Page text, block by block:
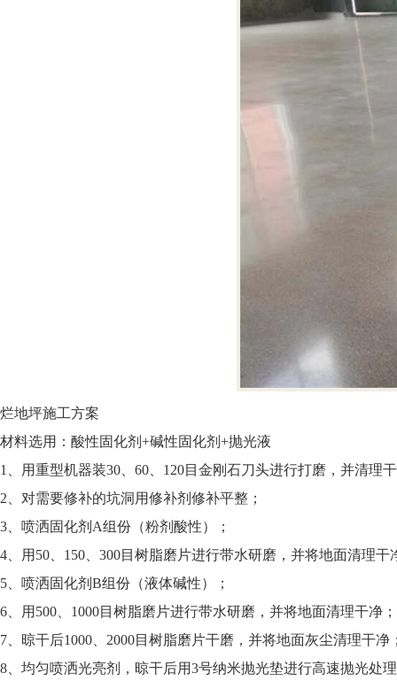
烂地坪施工方案
材料选用：酸性固化剂+碱性固化剂+抛光液
1、用重型机器装30、60、120目金刚石刀头进行打磨，并清理
2、对需要修补的坑洞用修补剂修补平整；
3、喷洒固化剂A组份（粉剂酸性）；
4、用50、150、300目树脂磨片进行带水研磨，并将地面清理干
5、喷洒固化剂B组份（液体碱性）；
6、用500、1000目树脂磨片进行带水研磨，并将地面清理干净；
7、晾干后1000、2000目树脂磨片干磨，并将地面灰尘清理干净
8、均匀喷洒光亮剂，晾干后用3号纳米抛光垫进行高速抛光处